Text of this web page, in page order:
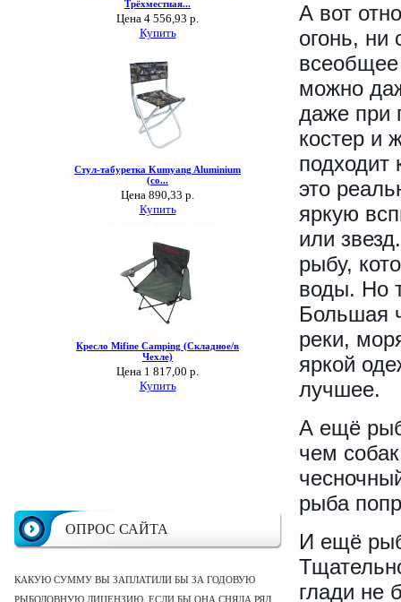
ОПРОС САЙТА
КАКУЮ СУММУ ВЫ ЗАПЛАТИЛИ БЫ ЗА ГОДОВУЮ
РЫБОЛОВНУЮ ЛИЦЕНЗИЮ, ЕСЛИ БЫ ОНА СНЯЛА РЯД
А вот
огонь, ни
всеобщее
можно
даже при
костер и
подходит
это
яркую
или
рыбу,
воды. Но
Большая
реки,
яркой
лучшее.
А ещё
чем
рыба
И ещё
глади не